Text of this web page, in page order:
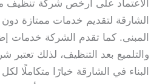
الاعتماد على ارخص شركة تنظيف
الشارقة لتقديم خدمات ممتازة دون
المبنى. كما تقدم الشركة خدمات
والتلميع بعد التنظيف، لذلك تعتبر
البناء في الشارقة خيارًا متكاملًا